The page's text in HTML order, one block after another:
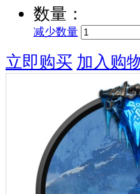
数量：
减少数量
立即购买 加入购